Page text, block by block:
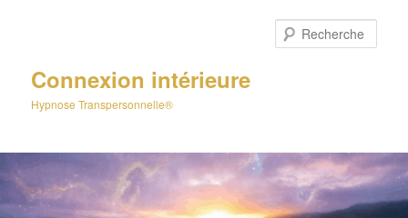
Connexion intérieure
Hypnose Transpersonnelle®